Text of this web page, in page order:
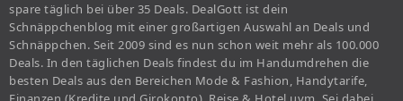
spare täglich bei über 35 Deals. DealGott ist dein
Schnäppchenblog mit einer großartigen Auswahl an Deals und
Schnäppchen. Seit 2009 sind es nun schon weit mehr als 100.000
Deals. In den täglichen Deals findest du im Handumdrehen die
besten Deals aus den Bereichen Mode & Fashion, Handytarife,